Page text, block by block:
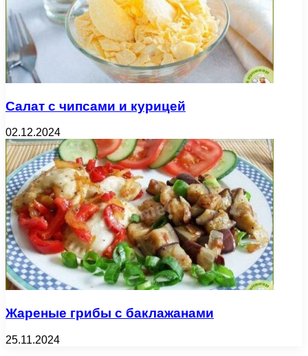
Салат с чипсами и курицей
02.12.2024
Жареные грибы с баклажанами
25.11.2024